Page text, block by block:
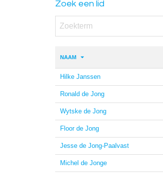
Zoek een lid
NAAM
Hilke Janssen
Ronald de Jong
Wytske de Jong
Floor de Jong
Jesse de Jong-Paalvast
Michel de Jonge